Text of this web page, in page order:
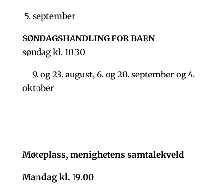
5. september
SØNDAGSHANDLING FOR BARN
søndag kl. 10.30
9. og 23. august, 6. og 20. september og 4.
oktober
Møteplass, menighetens samtalekveld
Mandag kl. 19.00